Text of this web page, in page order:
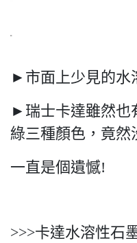
►市面上少見的水
►瑞士卡達雖然也
綠三種顏色，竟然
一直是個遺憾!
>>>卡達水溶性石